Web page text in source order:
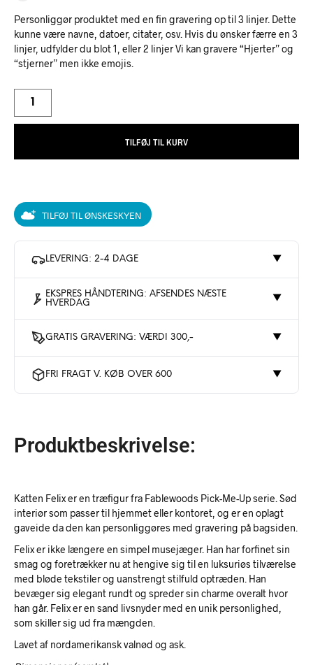
Personliggør produktet med en fin gravering op til 3 linjer. Dette
kunne være navne, datoer, citater, osv. Hvis du ønsker færre en 3
linjer, udfylder du blot 1, eller 2 linjer Vi kan gravere “Hjerter” og
“stjerner” men ikke emojis.
TILFØJ TIL KURV
TILFØJ TIL ØNSKESKYEN
LEVERING: 2-4 DAGE ▼
EKSPRES HÅNDTERING: AFSENDES NÆSTE
HVERDAG
▼
GRATIS GRAVERING: VÆRDI 300,- ▼
FRI FRAGT V. KØB OVER 600 ▼
Produktbeskrivelse:
Katten Felix er en træfigur fra Fablewoods Pick-Me-Up serie. Sød
interiør som passer til hjemmet eller kontoret, og er en oplagt
gaveide da den kan personliggøres med gravering på bagsiden.
Felix er ikke længere en simpel musejæger. Han har forfinet sin
smag og foretrækker nu at hengive sig til en luksuriøs tilværelse
med bløde tekstiler og uanstrengt stilfuld optræden. Han
bevæger sig elegant rundt og spreder sin charme overalt hvor
han går. Felix er en sand livsnyder med en unik personlighed,
som skiller sig ud fra mængden.
Lavet af nordamerikansk valnød og ask.